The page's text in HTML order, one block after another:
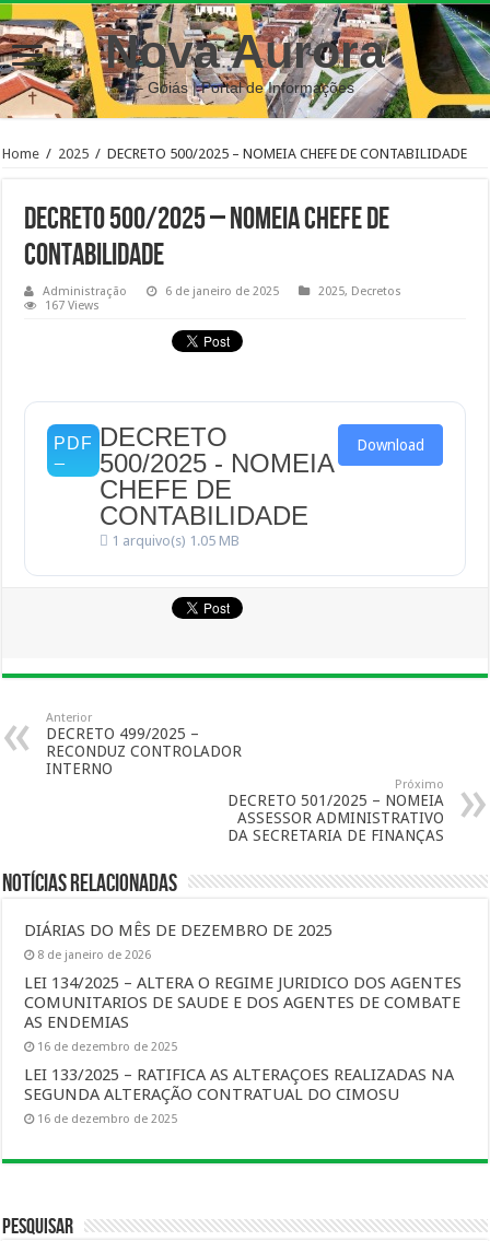
Nova Aurora
– Goiás | Portal de Informações
Home / 2025 / DECRETO 500/2025 – NOMEIA CHEFE DE CONTABILIDADE
DECRETO 500/2025 – NOMEIA CHEFE DE
CONTABILIDADE
Administração 6 de janeiro de 2025 2025, Decretos
167 Views
DECRETO
500/2025 - NOMEIA
CHEFE DE
CONTABILIDADE
1 arquivo(s) 1.05 MB
Download
Anterior
DECRETO 499/2025 –
RECONDUZ CONTROLADOR
INTERNO
Próximo
DECRETO 501/2025 – NOMEIA
ASSESSOR ADMINISTRATIVO
DA SECRETARIA DE FINANÇAS
Notícias Relacionadas
DIÁRIAS DO MÊS DE DEZEMBRO DE 2025
8 de janeiro de 2026
LEI 134/2025 – ALTERA O REGIME JURIDICO DOS AGENTES
COMUNITARIOS DE SAUDE E DOS AGENTES DE COMBATE
AS ENDEMIAS
16 de dezembro de 2025
LEI 133/2025 – RATIFICA AS ALTERAÇOES REALIZADAS NA
SEGUNDA ALTERAÇÃO CONTRATUAL DO CIMOSU
16 de dezembro de 2025
Pesquisar